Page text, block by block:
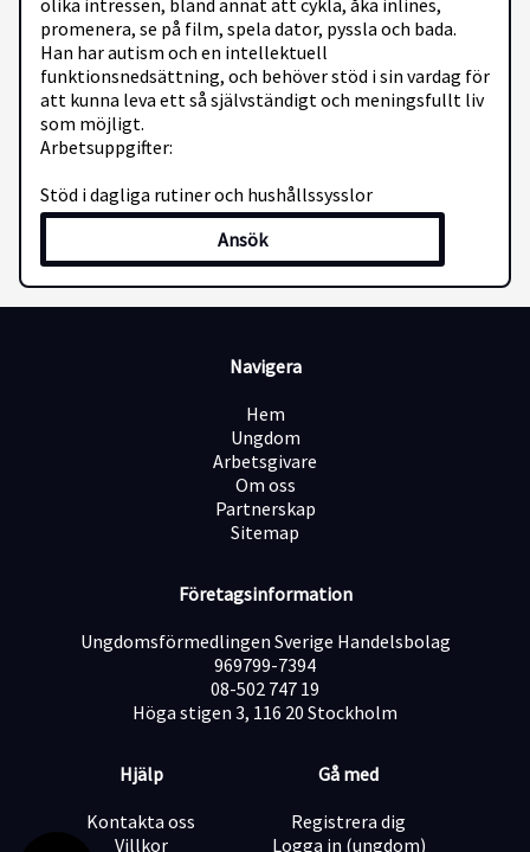
olika intressen, bland annat att cykla, åka inlines,
promenera, se på film, spela dator, pyssla och bada.
Han har autism och en intellektuell
funktionsnedsättning, och behöver stöd i sin vardag för
att kunna leva ett så självständigt och meningsfullt liv
som möjligt.
Arbetsuppgifter:
Stöd i dagliga rutiner och hushållssysslor
Hjälp med personlig hygien
och andra AKK-hjälpmedel (alternativ och
kompletterande kommunikation)
ÄR DU DEN VI SÖKER?
Vi söker dig som brinner för arbete med människor och
har förmågan att förstå och analysera andras behov. Du
är en trygg, lugn och stabil person som kan behålla
fokus även i utmanande situationer. Du är tydlig i din
sätt att sätta gränser, och kan bemöta andra med ett
dessutom om du har en aktiv sida - det är ett stort plus
om du kan cykla tandemcykel, åka inlines och köra
sparkcykel tillsammans med honom.
Om du känner att detta stämmer in på dig, kan du vara
Simkunnig och tål klorerat vatten
Ansök
Navigera
Hem
Ungdom
Arbetsgivare
Om oss
Partnerskap
Sitemap
Företagsinformation
Ungdomsförmedlingen Sverige Handelsbolag
969799-7394
08-502 747 19
Höga stigen 3, 116 20 Stockholm
Hjälp
Kontakta oss
Villkor
Gå med
Registrera dig
Logga in (ungdom)